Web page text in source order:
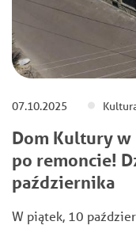
07.10.2025
Dom Kultury
po remoncie!
października
W piątek, 10